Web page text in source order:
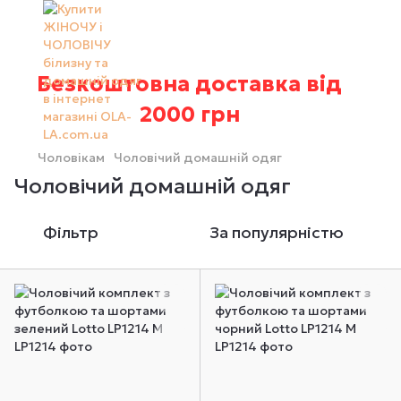
Безкоштовна доставка від
2000 грн
Чоловікам Чоловічий домашній одяг
Чоловічий домашній одяг
Фільтр За популярністю